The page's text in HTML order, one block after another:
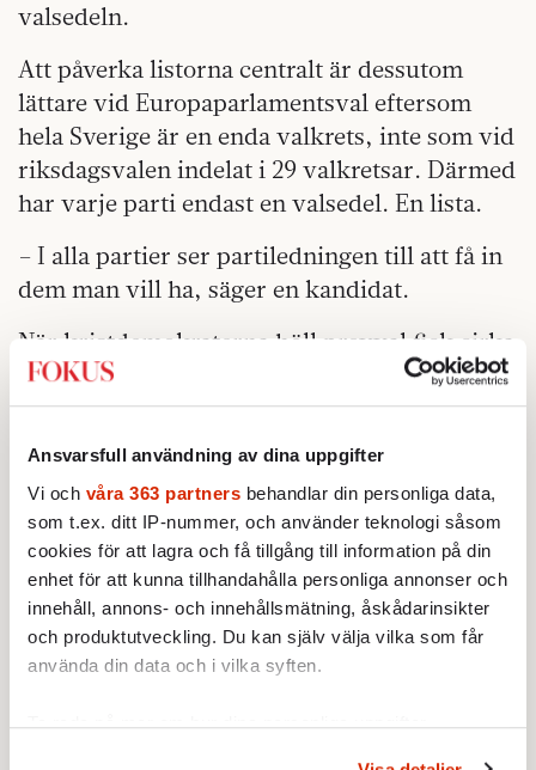
Ansvarsfull användning av dina uppgifter
Vi och våra 363 partners behandlar din personliga data,
som t.ex. ditt IP-nummer, och använder teknologi såsom
cookies för att lagra och få tillgång till information på din
enhet för att kunna tillhandahålla personliga annonser och
innehåll, annons- och innehållsmätning, åskådarinsikter
och produktutveckling. Du kan själv välja vilka som får
använda din data och i vilka syften.
Ta reda på mer om hur dina personliga uppgifter
valsedeln.
Att påverka listorna centralt är dessutom
lättare vid Europaparlamentsval eftersom
hela Sverige är en enda valkrets, inte som vid
riksdagsvalen indelat i 29 valkretsar. Därmed
har varje parti endast en valsedel. En lista.
– I alla partier ser partiledningen till att få in
dem man vill ha, säger en kandidat.
När kristdemokraterna höll provval fick cirka
1 100 utsedda ombud kryssa tio namn och
ringa in den de helst ville se överst. [[Lennart
Sacrédeus]], värdekonservativ och EU-
kritiker, blev det mest inringade namnet och
fjärde mest kryssad, sammanlagt tvåa i
provvalet. Men efter att en
nomineringskommitté behandlat frågan fanns
han inte längre med på den 55 namn långa
listan.
kommenterade med att Sacrédeus inte var en
lagspelare och svår att samarbeta med.